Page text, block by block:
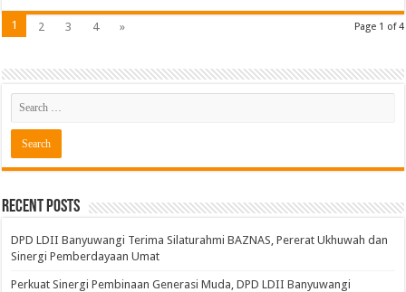
Page 1 of 4
1 2 3 4 »
Recent Posts
DPD LDII Banyuwangi Terima Silaturahmi BAZNAS, Pererat Ukhuwah dan
Sinergi Pemberdayaan Umat
Perkuat Sinergi Pembinaan Generasi Muda, DPD LDII Banyuwangi